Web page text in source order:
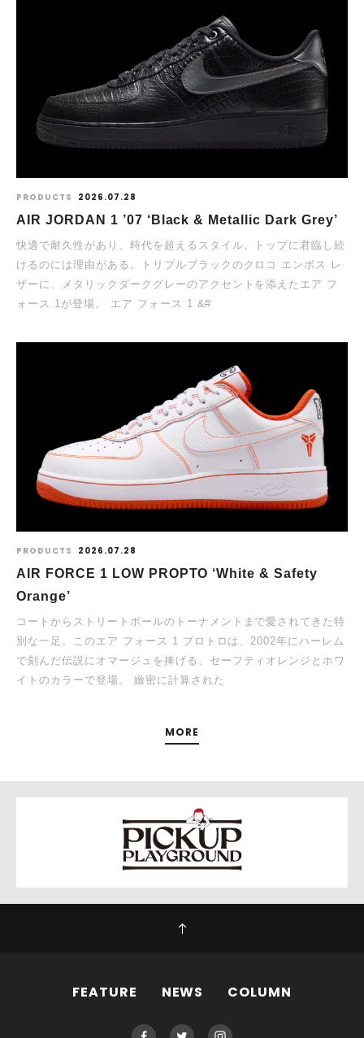
PRODUCTS 2026.07.28
AIR JORDAN 1 ’07 ‘Black & Metallic Dark Grey’
快適で耐久性があり、時代を超えるスタイル。トップに君臨し続
けるのには理由がある。トリプルブラックのクロコ エンボス レ
ザーに、メタリックダークグレーのアクセントを添えたエア フ
ォース 1が登場。 エア フォース 1 &#
PRODUCTS 2026.07.28
AIR FORCE 1 LOW PROPTO ‘White & Safety
Orange’
コートからストリートボールのトーナメントまで愛されてきた特
別な一足。このエア フォース 1 プロトロは、2002年にハーレム
で刻んだ伝説にオマージュを捧げる、セーフティオレンジとホワ
イトのカラーで登場。 緻密に計算された
MORE
FEATURE NEWS COLUMN